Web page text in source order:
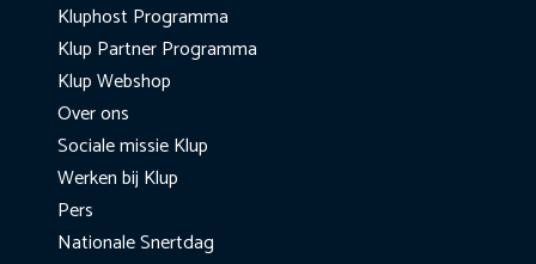
Kluphost Programma
Klup Partner Programma
Klup Webshop
Over ons
Sociale missie Klup
Werken bij Klup
Pers
Nationale Snertdag